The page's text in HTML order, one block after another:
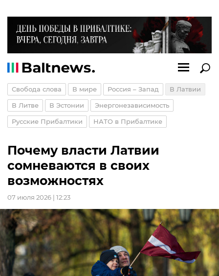
Свобода слова В мире Россия – Запад В Латвии
В Литве В Эстонии Энергонезависимость
Русские Прибалтики НАТО в Прибалтике
Почему власти Латвии
сомневаются в своих
возможностях
07 июля 2026 | 12:23